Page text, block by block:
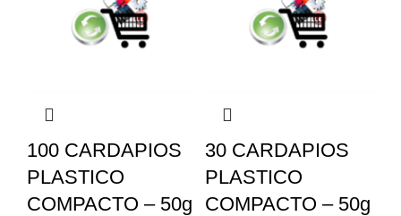
100 CARDAPIOS
PLASTICO
COMPACTO – 50g
30 CARDAPIOS
PLASTICO
COMPACTO – 50g